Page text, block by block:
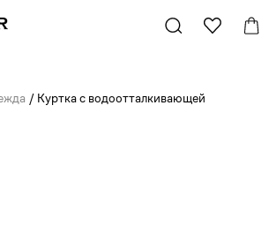
/ Куртка с водоотталкивающей